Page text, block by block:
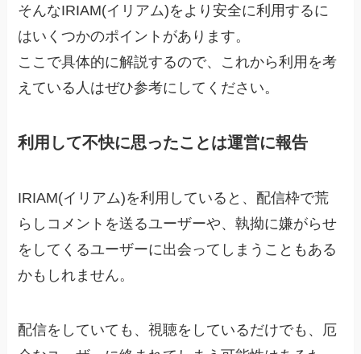
そんなIRIAM(イリアム)をより安全に利用するに
はいくつかのポイントがあります。
ここで具体的に解説するので、これから利用を考
えている人はぜひ参考にしてください。
利用して不快に思ったことは運営に報告
IRIAM(イリアム)を利用していると、配信枠で荒
らしコメントを送るユーザーや、執拗に嫌がらせ
をしてくるユーザーに出会ってしまうこともある
かもしれません。
配信をしていても、視聴をしているだけでも、厄